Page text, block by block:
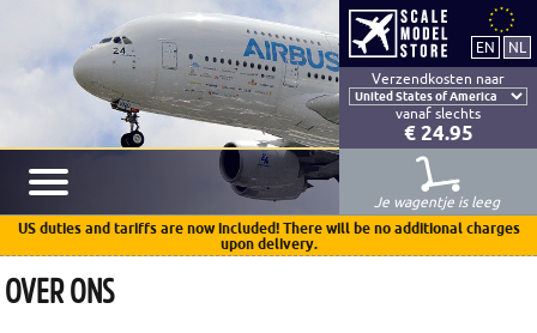
Verzendkosten naar
vanaf slechts
€ 24.95
Je wagentje is leeg
US duties and tariffs are now included! There will be no additional charges
upon delivery.
OVER ONS